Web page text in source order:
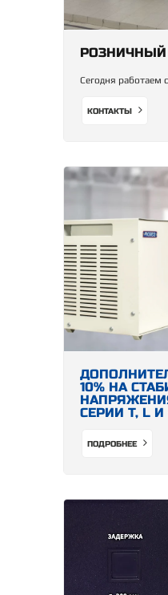
РОЗНИЧНЫЙ
Сегодня работаем
КОНТАКТЫ
10% НА
СЕРИИ Т, L И
ПОДРОБНЕЕ